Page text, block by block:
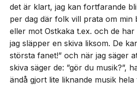
det är klart, jag kan fortfarande
per dag där folk vill prata om min
eller mot Ostkaka t.ex. och de
jag släpper en skiva liksom. De
största fanet!” och när jag säger
skiva säger de: ”gör du musik?”,
ändå gjort lite liknande musik hela